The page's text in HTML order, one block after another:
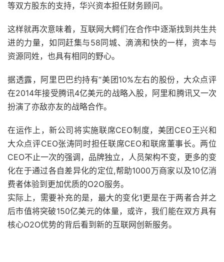
等双方股东的支持，华兴资本担任财务顾问。
这样就再次意味着，互联网大鳄们在合作中逐渐找到共生共
进的力量，如同赶集与58同城、滴滴和快的一样，资本与
资源同姓，也具有相同的野心。
据透露，阿里巴巴约持有“美团10%左右的股份，大众点评
在2014年接受腾讯4亿美元的战略入股，阿里和腾讯又一次
扮演了亦敌亦友的战略合作。
在运作上，新公司将实施联席CEO制度，美团CEO王兴和
大众点评CEO张涛同时担任联席CEO和联席董事长。两位
CEO不止一次的强调，品牌独立，人员架构不变，更多的变
化在于通过各自差异化的定位,帮助1000万商家以及10亿消
费者体验到更加优质的O2O服务。
实际上，需要补充的是，最大的变化1更是在于两者合并之
后市值将突破150亿美元的体量，或许，我们能在双方具有
核心O2O优势的背后看到新的互联网创新服务。